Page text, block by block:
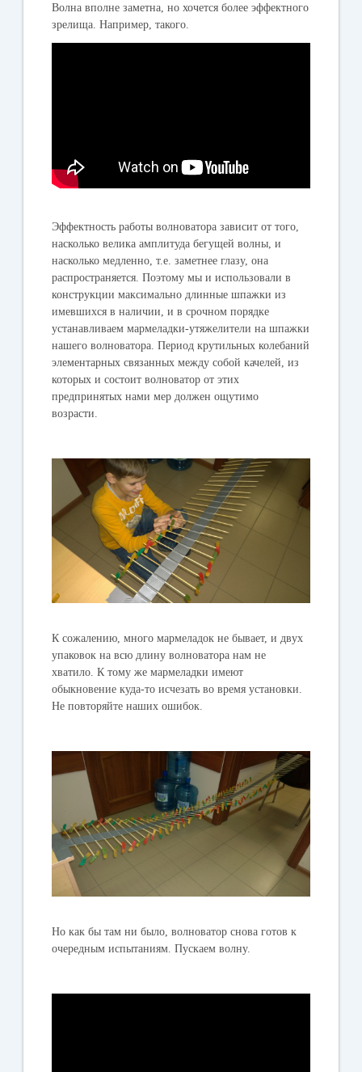
Волна вполне заметна, но хочется более эффектного
зрелища. Например, такого.
Эффектность работы волноватора зависит от того,
насколько велика амплитуда бегущей волны, и
насколько медленно, т.е. заметнее глазу, она
распространяется. Поэтому мы и использовали в
конструкции максимально длинные шпажки из
имевшихся в наличии, и в срочном порядке
устанавливаем мармеладки-утяжелители на шпажки
нашего волноватора. Период крутильных колебаний
элементарных связанных между собой качелей, из
которых и состоит волноватор от этих
предпринятых нами мер должен ощутимо
возрасти.
К сожалению, много мармеладок не бывает, и двух
упаковок на всю длину волноватора нам не
хватило. К тому же мармеладки имеют
обыкновение куда-то исчезать во время установки.
Не повторяйте наших ошибок.
Но как бы там ни было, волноватор снова готов к
очередным испытаниям. Пускаем волну.